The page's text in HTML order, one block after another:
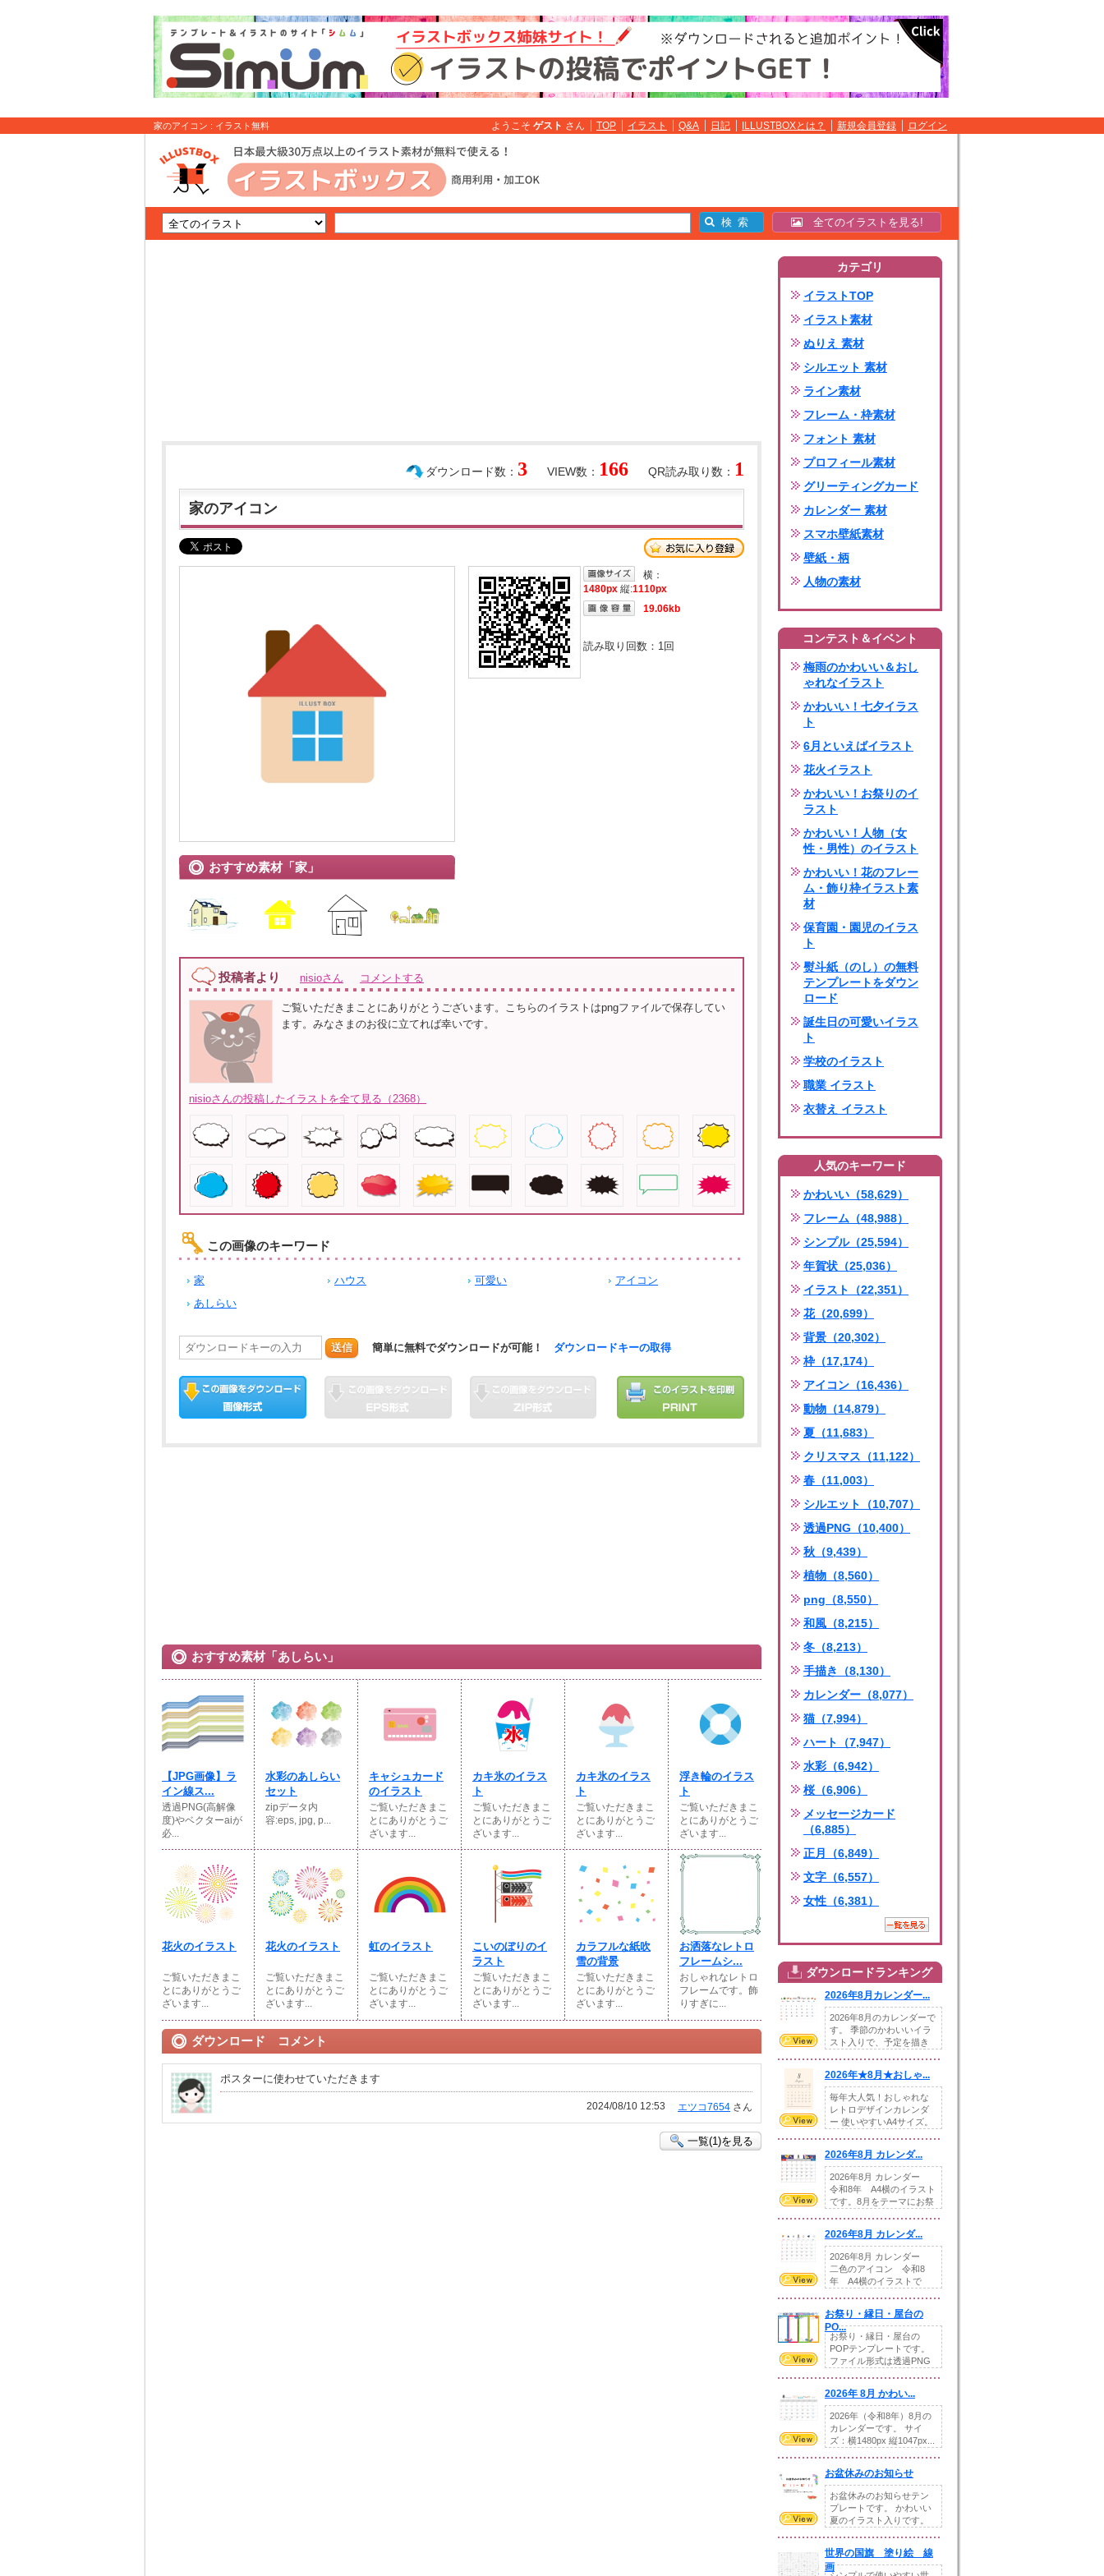
家のアイコン : イラスト無料 ようこそ ゲスト さん TOP イラスト Q&A 日記 ILLUSTBOXとは？ 新規会員登録 ログイン
全てのイラストを見る!
QR読み取り数： 1
VIEW数： 166
ダウンロード数： 3
家のアイコン
おすすめ素材「家」
横：
1480px 縦:1110px
19.06kb
読み取り回数： 1回
投稿者より nisioさん コメントする
ご覧いただきまことにありがとうございます。こちらのイラストはpngファイルで保存してい
ます。みなさまのお役に立てれば幸いです。
nisioさんの投稿したイラストを全て見る（2368）
この画像のキーワード
家 ハウス 可愛い
アイコン
あしらい
送信 簡単に無料でダウンロードが可能！ ダウンロードキーの取得
おすすめ素材「あしらい」
【JPG画像】ラ
イン線ス...
透過PNG(高解像
度)やベクターaiが
必...
水彩のあしらい
セット
zipデータ内
容:eps, jpg, p...
キャシュカード
のイラスト
ご覧いただきまこ
とにありがとうご
ざいます...
カキ氷のイラス
ト
ご覧いただきまこ
とにありがとうご
ざいます...
カキ氷のイラス
ト
ご覧いただきまこ
とにありがとうご
ざいます...
浮き輪のイラス
ト
ご覧いただきまこ
とにありがとうご
ざいます...
花火のイラスト
ご覧いただきまこ
とにありがとうご
ざいます...
花火のイラスト
ご覧いただきまこ
とにありがとうご
ざいます...
虹のイラスト
ご覧いただきまこ
とにありがとうご
ざいます...
こいのぼりのイ
ラスト
ご覧いただきまこ
とにありがとうご
ざいます...
カラフルな紙吹
雪の背景
ご覧いただきまこ
とにありがとうご
ざいます...
お洒落なレトロ
フレームシ...
おしゃれなレトロ
フレームです。飾
りすぎに...
ダウンロード コメント
ポスターに使わせていただきます
エツコ7654 さん
2024/08/10 12:53
一覧(1)を見る
カテゴリ
イラストTOP
イラスト素材
ぬりえ 素材
シルエット 素材
ライン素材
フレーム・枠素材
フォント 素材
プロフィール素材
グリーティングカード
カレンダー 素材
スマホ壁紙素材
壁紙・柄
人物の素材
コンテスト＆イベント
梅雨のかわいい＆おし
ゃれなイラスト
かわいい！七夕イラス
ト
6月といえばイラスト
花火イラスト
かわいい！お祭りのイ
ラスト
かわいい！人物（女
性・男性）のイラスト
かわいい！花のフレー
ム・飾り枠イラスト素
材
保育園・園児のイラス
ト
熨斗紙（のし）の無料
テンプレートをダウン
ロード
誕生日の可愛いイラス
ト
学校のイラスト
職業 イラスト
衣替え イラスト
人気のキーワード
かわいい（58,629）
フレーム（48,988）
シンプル（25,594）
年賀状（25,036）
イラスト（22,351）
花（20,699）
背景（20,302）
枠（17,174）
アイコン（16,436）
動物（14,879）
夏（11,683）
クリスマス（11,122）
春（11,003）
シルエット（10,707）
透過PNG（10,400）
秋（9,439）
植物（8,560）
png（8,550）
和風（8,215）
冬（8,213）
手描き（8,130）
カレンダー（8,077）
猫（7,994）
ハート（7,947）
水彩（6,942）
桜（6,906）
メッセージカード
（6,885）
正月（6,849）
文字（6,557）
女性（6,381）
ダウンロードランキング
2026年8月カレンダー...
2026年8月のカレンダーで
す。 季節のかわいいイラ
スト入りで、予定を描き
2026年★8月★おしゃ...
毎年大人気！おしゃれな
レトロデザインカレンダ
ー 使いやすいA4サイズ。
2026年8月 カレンダ...
2026年8月 カレンダー
令和8年 A4横のイラスト
です。8月をテーマにお祭
2026年8月 カレンダ...
2026年8月 カレンダー
二色のアイコン 令和8
年 A4横のイラストで
お祭り・縁日・屋台の
PO...
お祭り・縁日・屋台の
POPテンプレートです。
ファイル形式は透過PNG
2026年 8月 かわい...
2026年（令和8年）8月の
カレンダーです。 サイ
ズ：横1480px 縦1047px...
お盆休みのお知らせ
お盆休みのお知らせテン
プレートです。 かわいい
夏のイラスト入りです。
世界の国旗 塗り絵 線
画